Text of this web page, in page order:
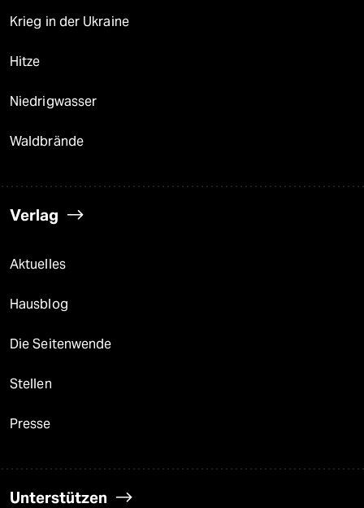
Krieg in der Ukraine
Hitze
Niedrigwasser
Waldbrände
Verlag
Aktuelles
Hausblog
Die Seitenwende
Stellen
Presse
Unterstützen